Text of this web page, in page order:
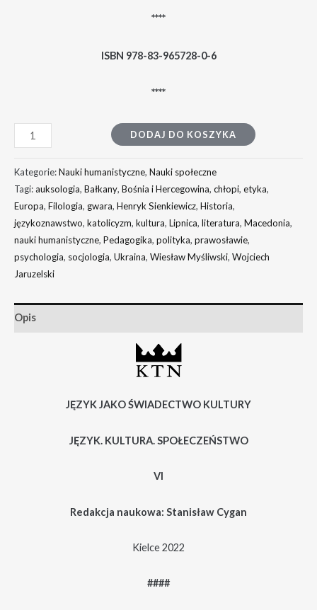
****
ISBN 978-83-965728-0-6
****
DODAJ DO KOSZYKA
Kategorie:Nauki humanistyczne, Nauki społeczne
Tagi:auksologia, Bałkany, Bośnia i Hercegowina, chłopi, etyka,
Europa, Filologia, gwara, Henryk Sienkiewicz, Historia,
językoznawstwo, katolicyzm, kultura, Lipnica, literatura, Macedonia,
nauki humanistyczne, Pedagogika, polityka, prawosławie,
psychologia, socjologia, Ukraina, Wiesław Myśliwski, Wojciech
Jaruzelski
Opis
JĘZYK JAKO ŚWIADECTWO KULTURY
JĘZYK. KULTURA. SPOŁECZEŃSTWO
VI
Redakcja naukowa: Stanisław Cygan
Kielce 2022
####